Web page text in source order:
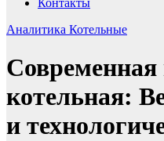
Контакты
Аналитика Котельные
Современная
котельная:
и